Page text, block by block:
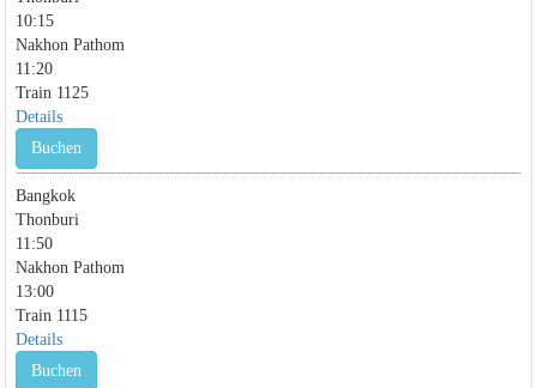
10:15
Nakhon Pathom
11:20
Train 1125
Details
Buchen
Bangkok
Thonburi
11:50
Nakhon Pathom
13:00
Train 1115
Details
Buchen